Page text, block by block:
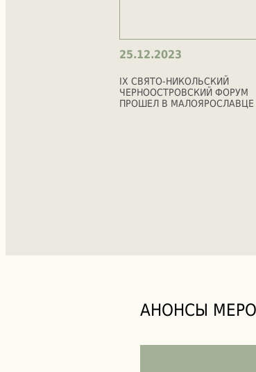
25.12.2023
IX СВЯТО-НИКОЛЬСКИЙ
ЧЕРНООСТРОВСКИЙ ФОРУМ
ПРОШЕЛ В МАЛОЯРОСЛАВЦЕ
АНОНСЫ